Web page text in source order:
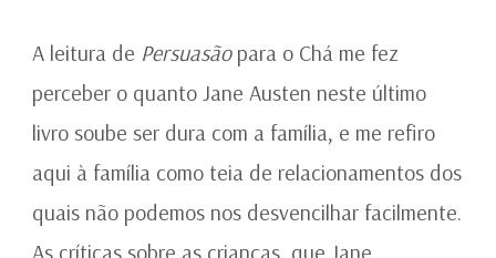
PERSUASÃO
A leitura de Persuasãopara o Chá me fez
perceber o quanto Jane Austen neste último
livro soube ser dura com a família, e me refiro
aqui à família como teia de relacionamentos dos
quais não podemos nos desvencilhar facilmente.
As críticas sobre as crianças, que Jane